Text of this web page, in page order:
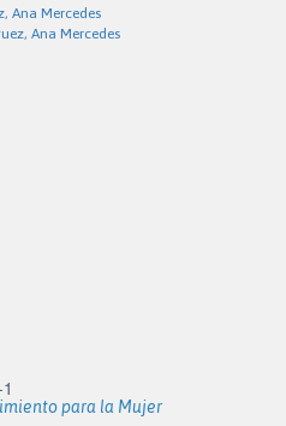
Ana Mercedes
Ana Mercedes
para la Mujer